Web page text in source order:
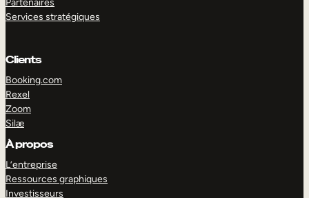
Partenaires
Services stratégiques
Clients
Booking.com
Rexel
Zoom
Silæ
À propos
L’entreprise
Ressources graphiques
Investisseurs